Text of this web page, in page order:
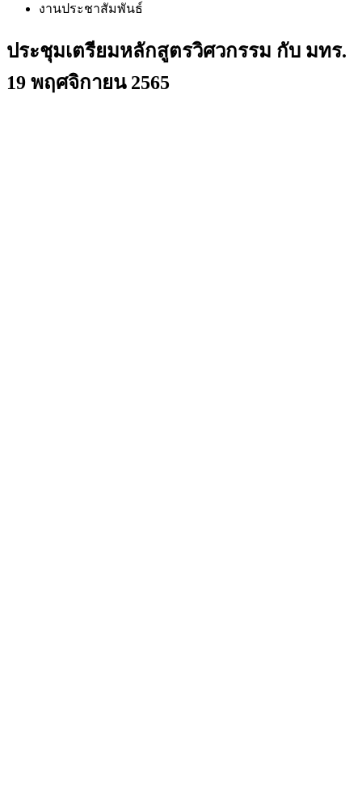
งานประชาสัมพันธ์
ประชุมเตรียมหลักสูตรวิศวกรรม กับ มทร.
19 พฤศจิกายน 2565